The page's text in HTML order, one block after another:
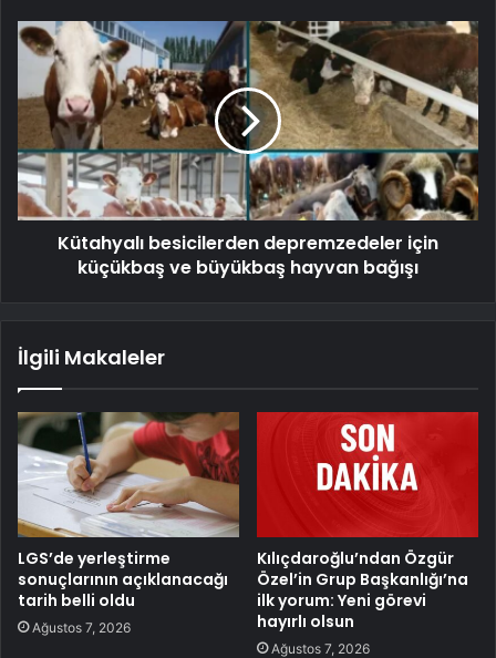
Kütahyalı besicilerden depremzedeler için
küçükbaş ve büyükbaş hayvan bağışı
İlgili Makaleler
LGS’de yerleştirme
sonuçlarının açıklanacağı
tarih belli oldu
Ağustos 7, 2026
Kılıçdaroğlu’ndan Özgür
Özel’in Grup Başkanlığı’na
ilk yorum: Yeni görevi
hayırlı olsun
Ağustos 7, 2026